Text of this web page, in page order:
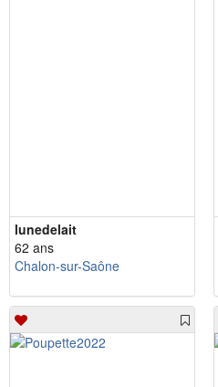
lunedelait
62 ans
Chalon-sur-Saône